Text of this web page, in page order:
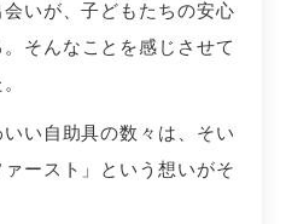
いが、子どもたちの安心
そんなことを感じさせて
。
い自助具の数々は、そい
ースト」という想いがそ